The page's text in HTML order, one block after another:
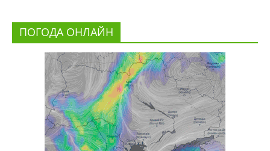
ПОГОДА ОНЛАЙН